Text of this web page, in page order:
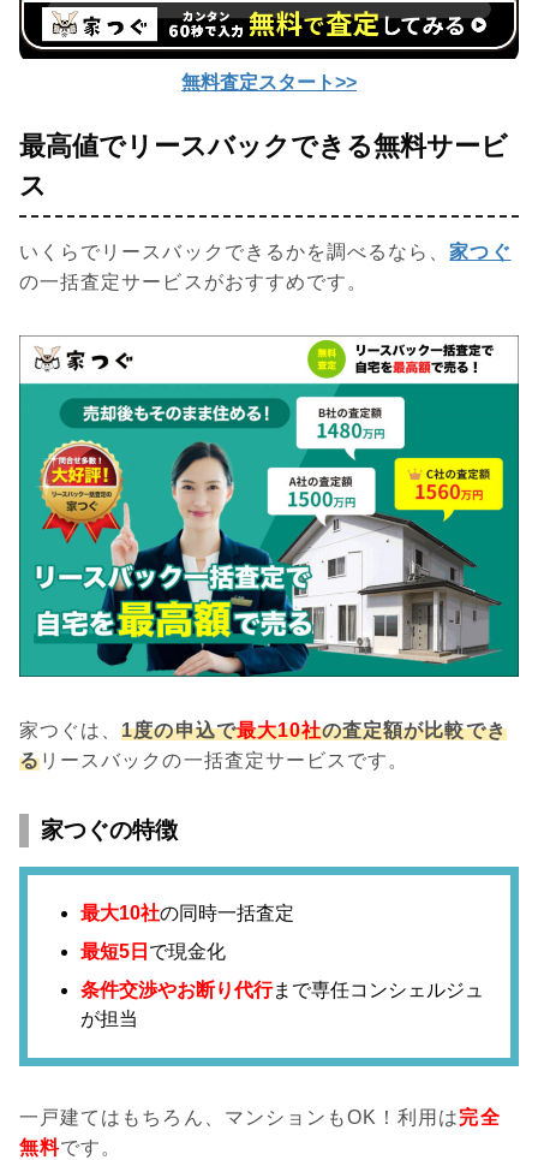
無料査定スタート>>
最高値でリースバックできる無料サービ
ス
いくらでリースバックできるかを調べるなら、家つぐ
の一括査定サービスがおすすめです。
家つぐは、1度の申込で最大10社の査定額が比較でき
るリースバックの一括査定サービスです。
家つぐの特徴
最大10社の同時一括査定
最短5日 で現金化
条件交渉やお断り代行まで専任コンシェルジュ
が担当
一戸建てはもちろん、マンションもOK！利用は完全
無料です。